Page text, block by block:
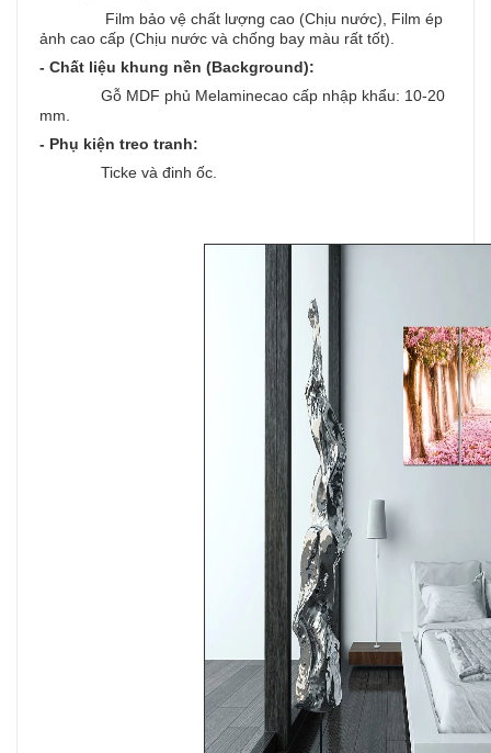
Film bảo vệ chất lượng cao (Chịu nước), Film ép
ảnh cao cấp (Chịu nước và chống bay màu rất tốt).
- Chất liệu khung nền (Background):
Gỗ MDF phủ Melaminecao cấp nhập khẩu: 10-20
mm.
- Phụ kiện treo tranh:
Ticke và đinh ốc.